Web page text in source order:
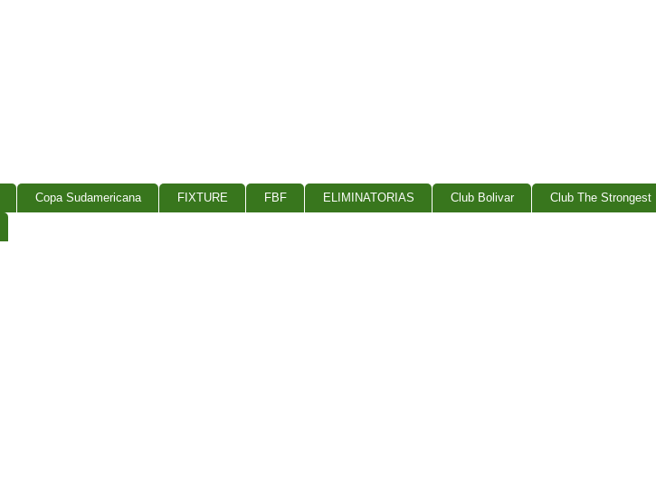
Copa Sudamericana FIXTURE FBF ELIMINATORIAS Club Bolivar Club The Strongest